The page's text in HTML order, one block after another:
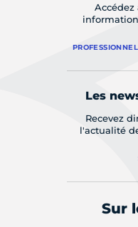
Accédez
PROFESSIONNEL
Les
Recevez
l'actualité
Sur